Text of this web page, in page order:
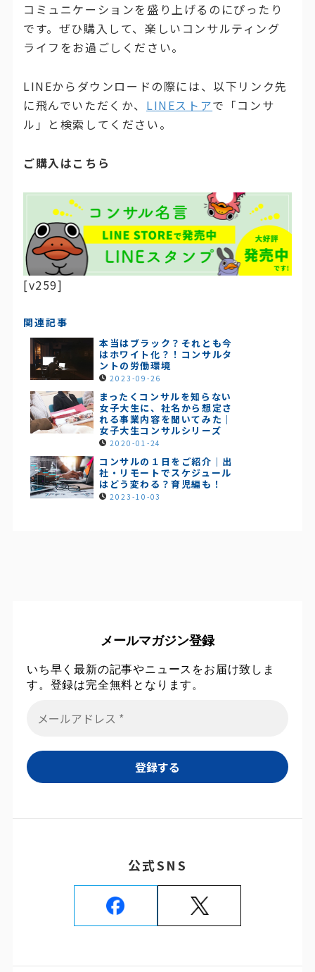
コミュニケーションを盛り上げるのにぴったり
です。ぜひ購入して、楽しいコンサルティング
ライフをお過ごしください。
LINEからダウンロードの際には、以下リンク先
に飛んでいただくか、 LINEストアで「コンサ
ル」と検索してください。
ご購入はこちら
[v259]
関連記事
本当はブラック？それとも今
はホワイト化？！コンサルタ
ントの労働環境
2023-09-26
まったくコンサルを知らない
女子大生に、社名から想定さ
れる事業内容を聞いてみた｜
女子大生コンサルシリーズ
2020-01-24
コンサルの１日をご紹介｜出
社・リモートでスケジュール
はどう変わる？育児編も！
2023-10-03
メールマガジン登録
いち早く最新の記事やニュースをお届け致しま
す。登録は完全無料となります。
公式SNS